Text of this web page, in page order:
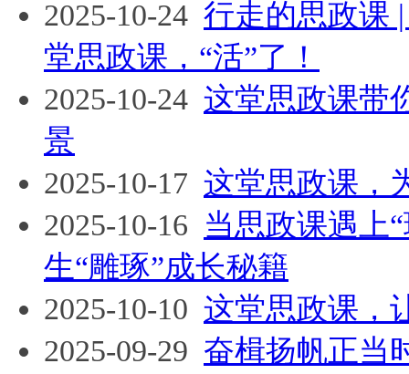
2025-10-24 行走的思政课
堂思政课，“活”了！
2025-10-24 这堂思政课带
景
2025-10-17 这堂思政课，
2025-10-16 当思政课遇上
生“雕琢”成长秘籍
2025-10-10 这堂思政课，
2025-09-29 奋楫扬帆正当